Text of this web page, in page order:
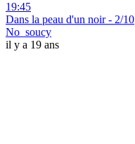
19:45
Dans la peau d'un noir - 2/10
No_soucy
il y a 19 ans